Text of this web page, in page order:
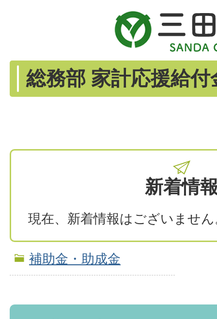
総務部 家計応援給付
新着情
現在、新着情報はございませ
補助金・助成金